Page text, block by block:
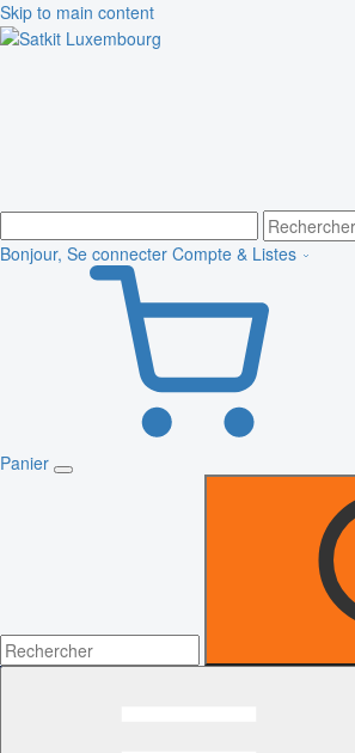
Skip to main content
Bonjour, Se connecter Compte & Listes
Panier